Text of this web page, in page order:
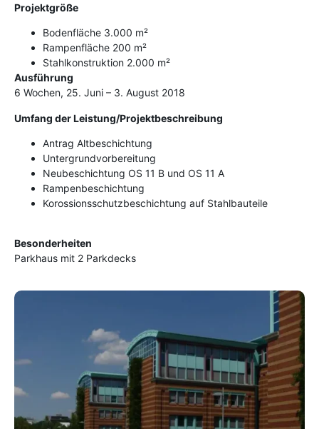
Projektgröße
Bodenfläche 3.000 m²
Rampenfläche 200 m²
Stahlkonstruktion 2.000 m²
Ausführung
6 Wochen, 25. Juni – 3. August 2018
Umfang der Leistung/Projektbeschreibung
Antrag Altbeschichtung
Untergrundvorbereitung
Neubeschichtung OS 11 B und OS 11 A
Rampenbeschichtung
Korossionsschutzbeschichtung auf Stahlbauteile
Besonderheiten
Parkhaus mit 2 Parkdecks